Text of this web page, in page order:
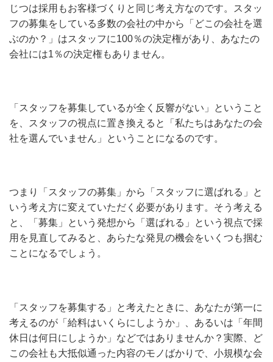
じつは採用もお客様づくりと同じ考え方なのです。スタッ
フの募集をしている多数の会社の中から「どこの会社を選
ぶのか？」はスタッフに100％の決定権があり、あなたの
会社には1％の決定権もありません。
「スタッフを募集しているが全く反響がない」ということ
を、スタッフの視点に置き換えると「私たちはあなたの会
社を選んでいません」ということになるのです。
つまり「スタッフの募集」から「スタッフに選ばれる」と
いう考え方に変えていただく必要があります。そう考える
と、「募集」という発想から「選ばれる」という視点で採
用を見直してみると、あらたな発見の機会をいくつも掴む
ことになるでしょう。
「スタッフを募集する」と考えたときに、あなたが第一に
考えるのが「給料はいくらにしようか」、あるいは「年間
休日は何日にしようか」などではありませんか？実際、ど
この会社も大抵似通った内容のモノばかりで、小規模な会